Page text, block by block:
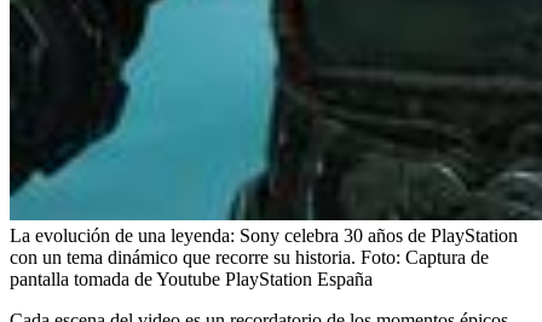
La evolución de una leyenda: Sony celebra 30 años de PlayStation
con un tema dinámico que recorre su historia. Foto: Captura de
pantalla tomada de Youtube PlayStation España